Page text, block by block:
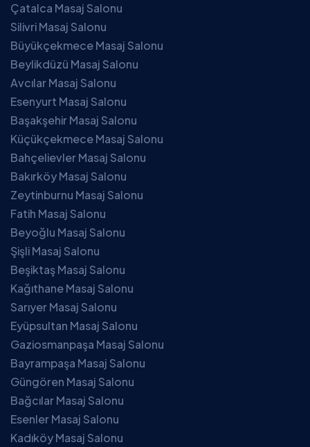
Çatalca Masaj Salonu
Silivri Masaj Salonu
Büyükçekmece Masaj Salonu
Beylikdüzü Masaj Salonu
Avcılar Masaj Salonu
Esenyurt Masaj Salonu
Başakşehir Masaj Salonu
Küçükçekmece Masaj Salonu
Bahçelievler Masaj Salonu
Bakırköy Masaj Salonu
Zeytinburnu Masaj Salonu
Fatih Masaj Salonu
Beyoğlu Masaj Salonu
Şişli Masaj Salonu
Beşiktaş Masaj Salonu
Kağıthane Masaj Salonu
Sarıyer Masaj Salonu
Eyüpsultan Masaj Salonu
Gaziosmanpaşa Masaj Salonu
Bayrampaşa Masaj Salonu
Güngören Masaj Salonu
Bağcılar Masaj Salonu
Esenler Masaj Salonu
Kadıköy Masaj Salonu